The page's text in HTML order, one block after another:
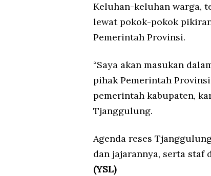
Keluhan-keluhan warga,
lewat pokok-pokok
Pemerintah Provinsi.
“Saya akan masukan
pihak Pemerintah
pemerintah kabupaten,
Tjanggulung.
Agenda reses
dan jajarannya, serta staf
(YSL)